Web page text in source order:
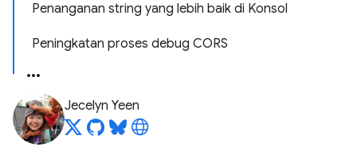
Penanganan string yang lebih baik di Konsol
Peningkatan proses debug CORS
Jecelyn Yeen